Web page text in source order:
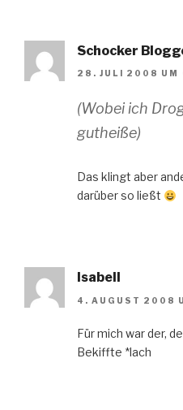
Schocker
28. JULI 2008 UM
(Wobei ich
gutheiße)
Das klingt aber
darüber so ließt
Isabell
4. AUGUST 2008
Für mich war der,
Bekiffte *lach